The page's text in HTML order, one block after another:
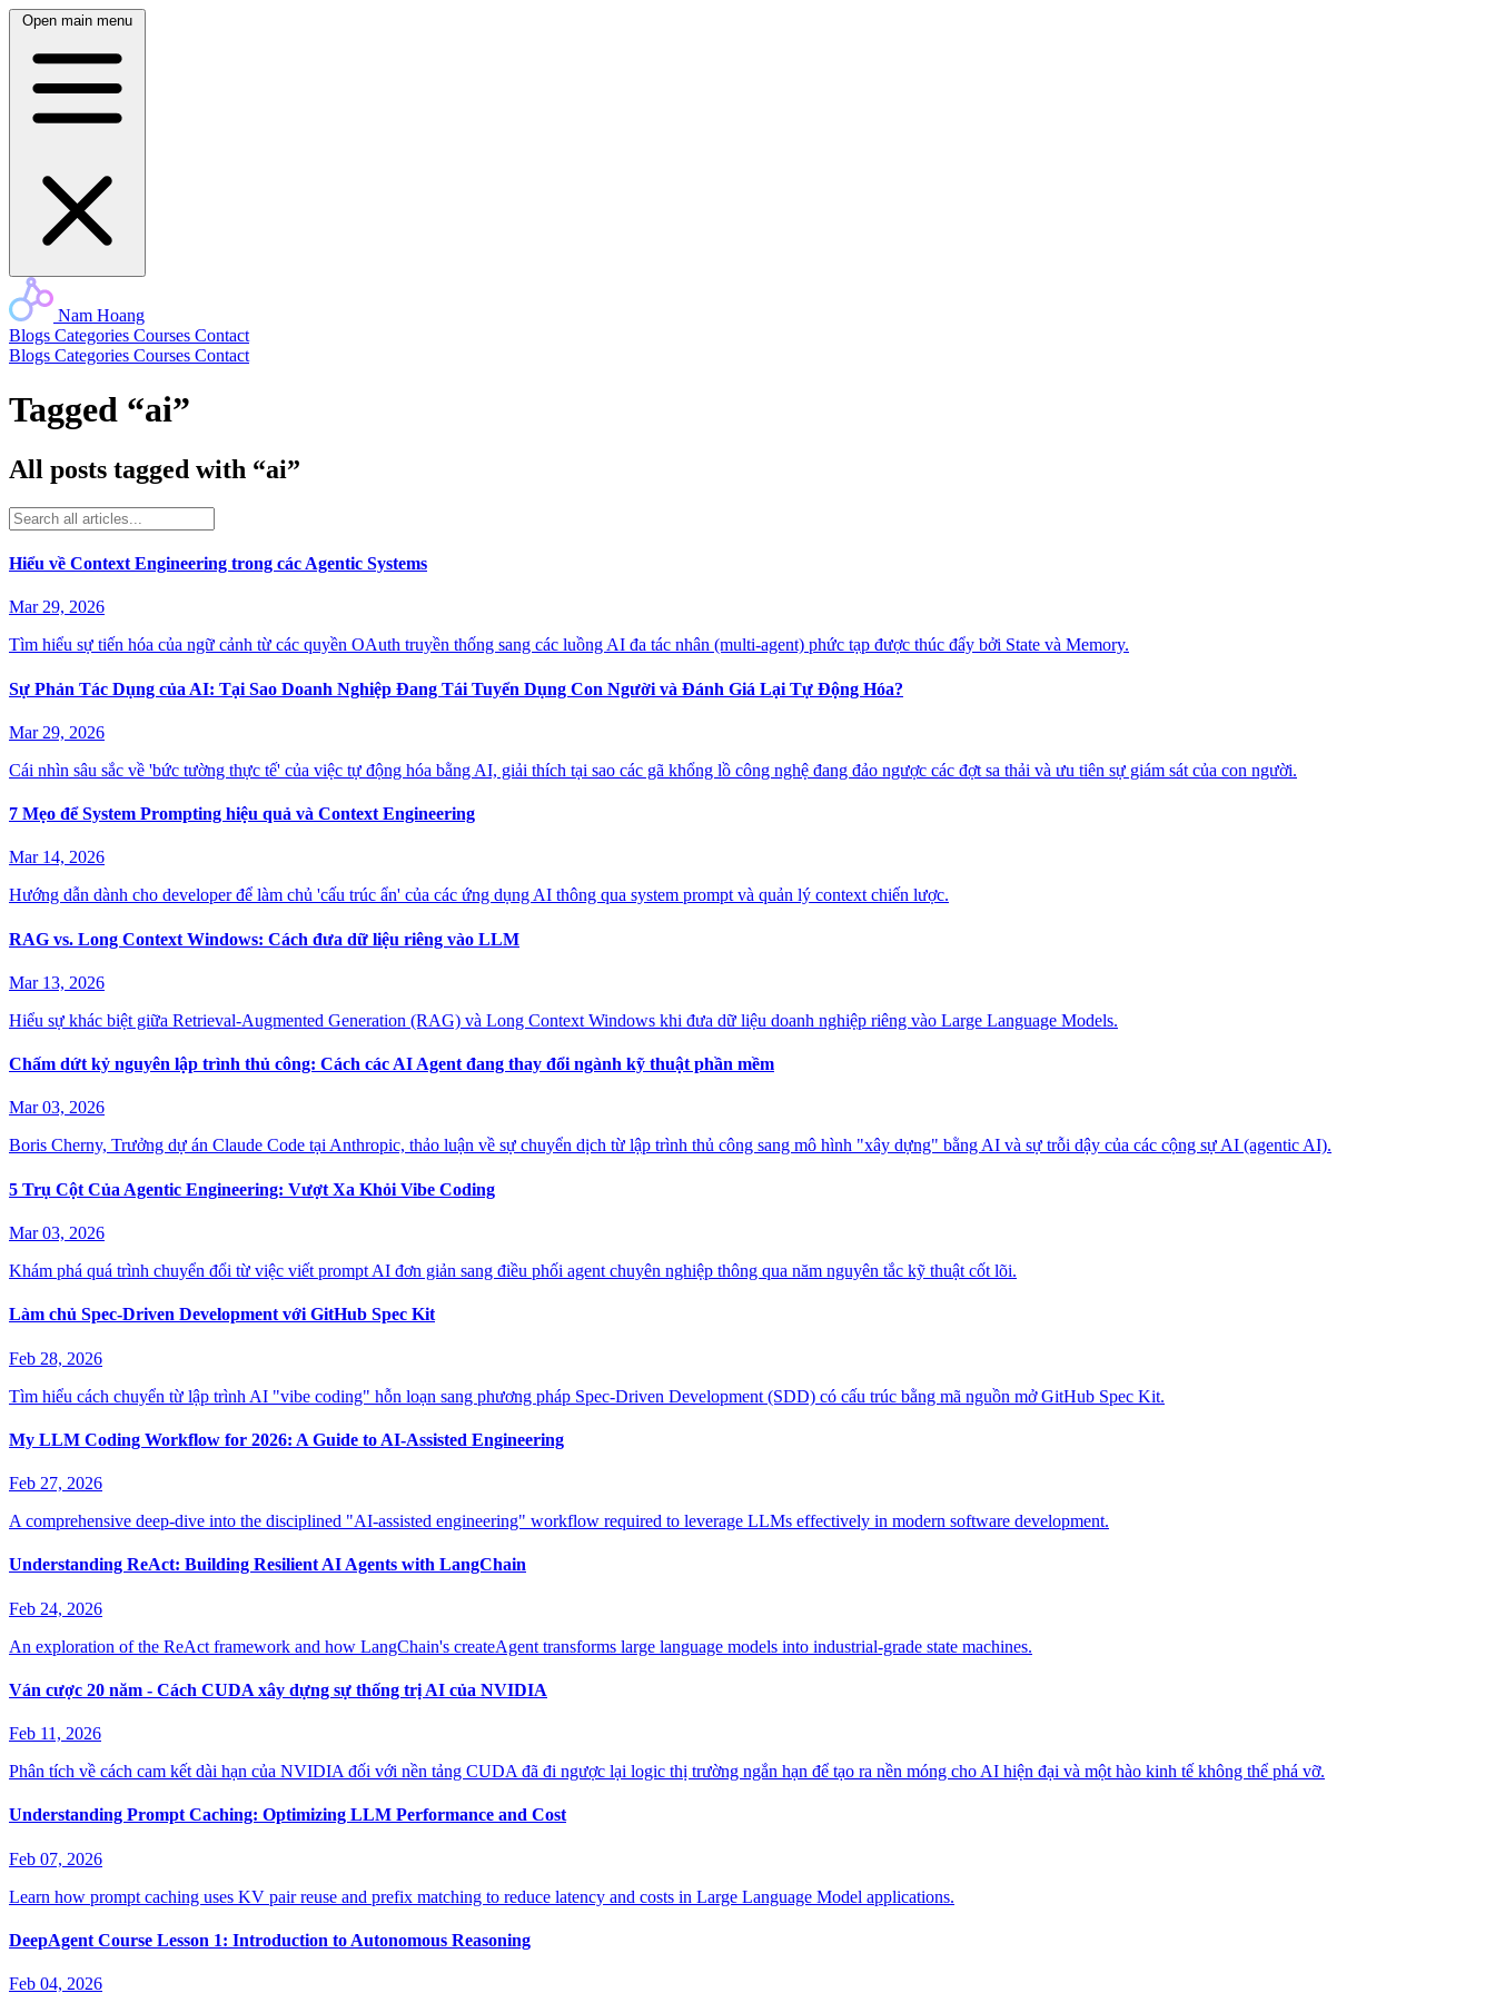
Open main menu
Nam Hoang
Blogs Categories Courses Contact
Blogs Categories Courses Contact
Tagged “ai”
All posts tagged with “ai”
Hiểu về Context Engineering trong các Agentic Systems
Mar 29, 2026
Tìm hiểu sự tiến hóa của ngữ cảnh từ các quyền OAuth truyền thống sang các luồng AI đa tác nhân (multi-agent) phức tạp được thúc đẩy bởi State và Memory.
Sự Phản Tác Dụng của AI: Tại Sao Doanh Nghiệp Đang Tái Tuyển Dụng Con Người và Đánh Giá Lại Tự Động Hóa?
Mar 29, 2026
Cái nhìn sâu sắc về 'bức tường thực tế' của việc tự động hóa bằng AI, giải thích tại sao các gã khổng lồ công nghệ đang đảo ngược các đợt sa thải và ưu tiên sự giám sát của con người.
7 Mẹo để System Prompting hiệu quả và Context Engineering
Mar 14, 2026
Hướng dẫn dành cho developer để làm chủ 'cấu trúc ẩn' của các ứng dụng AI thông qua system prompt và quản lý context chiến lược.
RAG vs. Long Context Windows: Cách đưa dữ liệu riêng vào LLM
Mar 13, 2026
Hiểu sự khác biệt giữa Retrieval-Augmented Generation (RAG) và Long Context Windows khi đưa dữ liệu doanh nghiệp riêng vào Large Language Models.
Chấm dứt kỷ nguyên lập trình thủ công: Cách các AI Agent đang thay đổi ngành kỹ thuật phần mềm
Mar 03, 2026
Boris Cherny, Trưởng dự án Claude Code tại Anthropic, thảo luận về sự chuyển dịch từ lập trình thủ công sang mô hình "xây dựng" bằng AI và sự trỗi dậy của các cộng sự AI (agentic AI).
5 Trụ Cột Của Agentic Engineering: Vượt Xa Khỏi Vibe Coding
Mar 03, 2026
Khám phá quá trình chuyển đổi từ việc viết prompt AI đơn giản sang điều phối agent chuyên nghiệp thông qua năm nguyên tắc kỹ thuật cốt lõi.
Làm chủ Spec-Driven Development với GitHub Spec Kit
Feb 28, 2026
Tìm hiểu cách chuyển từ lập trình AI "vibe coding" hỗn loạn sang phương pháp Spec-Driven Development (SDD) có cấu trúc bằng mã nguồn mở GitHub Spec Kit.
My LLM Coding Workflow for 2026: A Guide to AI-Assisted Engineering
Feb 27, 2026
A comprehensive deep-dive into the disciplined "AI-assisted engineering" workflow required to leverage LLMs effectively in modern software development.
Understanding ReAct: Building Resilient AI Agents with LangChain
Feb 24, 2026
An exploration of the ReAct framework and how LangChain's createAgent transforms large language models into industrial-grade state machines.
Ván cược 20 năm - Cách CUDA xây dựng sự thống trị AI của NVIDIA
Feb 11, 2026
Phân tích về cách cam kết dài hạn của NVIDIA đối với nền tảng CUDA đã đi ngược lại logic thị trường ngắn hạn để tạo ra nền móng cho AI hiện đại và một hào kinh tế không thể phá vỡ.
Understanding Prompt Caching: Optimizing LLM Performance and Cost
Feb 07, 2026
Learn how prompt caching uses KV pair reuse and prefix matching to reduce latency and costs in Large Language Model applications.
DeepAgent Course Lesson 1: Introduction to Autonomous Reasoning
Feb 04, 2026